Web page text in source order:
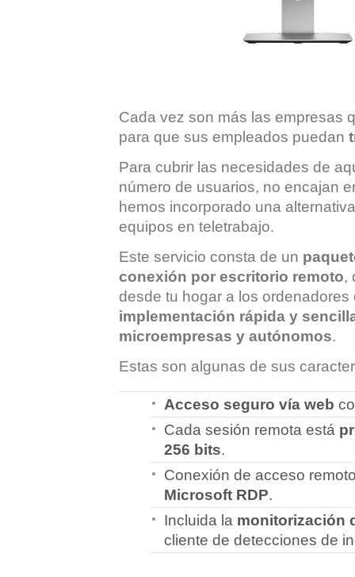
Cada vez son más las empresas
para que sus empleados puedan
Para cubrir las necesidades de
número de usuarios, no encajan
hemos incorporado una
equipos en teletrabajo.
Este servicio consta de un
conexión por escritorio remoto,
desde tu hogar a los
implementación rápida y
microempresas y autónomos.
Estas son algunas de sus
Acceso seguro vía web
Cada sesión remota está
256 bits.
Conexión de acceso
Microsoft RDP.
Incluida la monitorización
cliente de detecciones de